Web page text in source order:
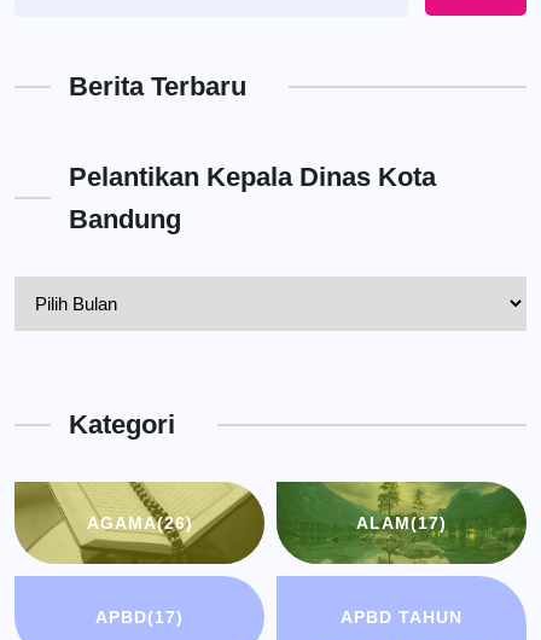
Berita Terbaru
Pelantikan Kepala Dinas Kota
Bandung
BandungKategori
AGAMA(26) ALAM(17)
APBD(17)
APBD TAHUN